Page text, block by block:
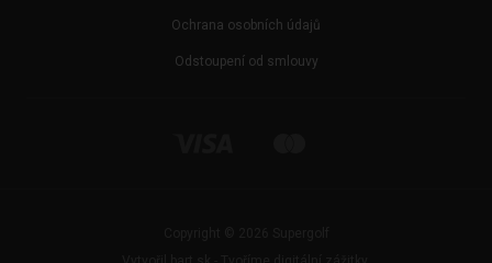
Ochrana osobních údajů
Odstoupení od smlouvy